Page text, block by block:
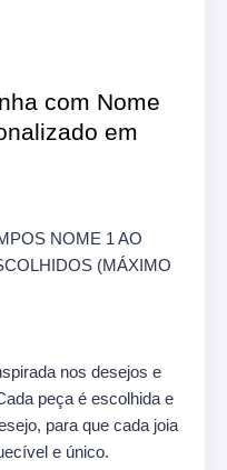
com Nome
em
NOME 1 AO
(MÁXIMO
nos desejos e
peça é escolhida e
para que cada joia
e único.